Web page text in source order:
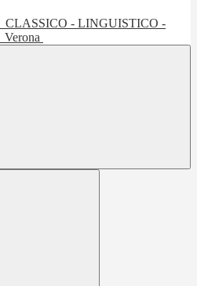
CLASSICO - LINGUISTICO -
Verona